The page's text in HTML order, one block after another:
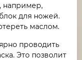
например,
для ножей.
маслом.
проводить
Это позволит